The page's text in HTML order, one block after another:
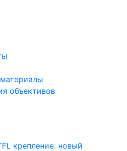
объективов
крепление: новый